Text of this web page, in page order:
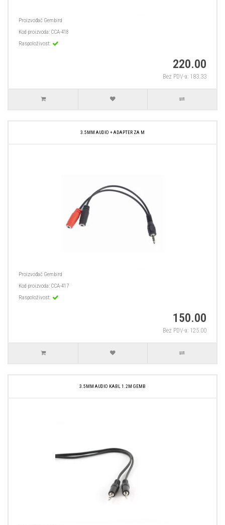
Proizvođač Gembird
Kod proizvoda: CCA-418
Raspoloživost:
220.00
Bez PDV-a: 183.33
3.5MM AUDIO + ADAPTER ZA M
Proizvođač Gembird
Kod proizvoda: CCA-417
Raspoloživost:
150.00
Bez PDV-a: 125.00
3.5MM AUDIO KABL 1.2M GEMB